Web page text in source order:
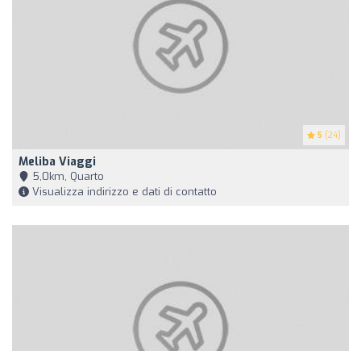
5 (24)
Meliba Viaggi
5,0km, Quarto
Visualizza indirizzo e dati di contatto